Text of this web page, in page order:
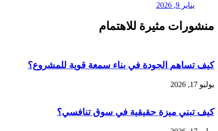
يناير 9, 2026
منشورات مثيرة للاهتمام
كيف تساهم الجودة في بناء سمعة قوية للمشروع؟
يوليو 17, 2026
كيف تبني ميزة حقيقية في سوق تنافسي؟